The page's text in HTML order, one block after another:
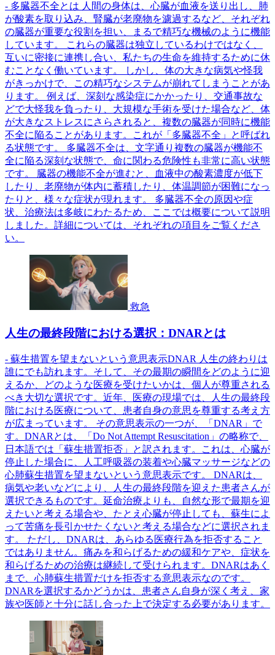
- 多臓器不全とは 人間の身体は、心臓が血液を送り出し、肺
が酸素を取り込み、腎臓が老廃物を濾過するなど、それぞれ
の臓器が重要な役割を担い、まるで精巧な機械のように機能
しています。 これらの臓器は独立しているわけではなく、
互いに密接に連携し合い、私たちの生命を維持するために休
むことなく働いています。 しかし、体の大きな病気や怪我
がきっかけで、この精巧なシステムが崩れてしまうことがあ
ります。 例えば、深刻な感染症にかかったり、交通事故な
どで大怪我を負ったり、大規模な手術を受けた場合など、体
が大きなストレスにさらされると、複数の臓器が同時に機能
不全に陥ることがあります。これが「多臓器不全」と呼ばれ
る状態です。 多臓器不全は、文字通り複数の臓器が機能不
全に陥る深刻な状態で、命に関わる危険性も非常に高い状態
です。 臓器の機能不全が進むと、血液中の酸素濃度が低下
したり、老廃物が体内に蓄積したり、体温調節が困難になっ
たりと、様々な症状が現れます。 多臓器不全の原因や症
状、治療法は多岐にわたるため、ここでは概要について説明
しました。詳細については、それぞれの項目をご覧くださ
い。
救急
人生の最終段階における選択：DNARとは
- 蘇生措置を望まないという意思表示DNAR 人生の終わりは
誰にでも訪れます。そして、その最期の瞬間をどのように迎
えるか、どのような医療を受けたいかは、個人が尊重される
べき大切な選択です。近年、医療の現場では、人生の最終段
階における医療について、患者自身の意思を尊重する考え方
が広まっています。 その意思表示の一つが、「DNAR」で
す。DNARとは、「Do Not Attempt Resuscitation」の略称で、
日本語では「蘇生措置拒否」と訳されます。これは、心臓が
停止した場合に、人工呼吸器の装着や心臓マッサージなどの
心肺蘇生措置を望まないという意思表示です。 DNARは、
病気や老いなどにより、人生の最終段階を迎えた患者さんが
選択できるものです。延命治療よりも、自然な形で最期を迎
えたいと考える場合や、たとえ心臓が停止しても、蘇生によ
って苦痛を長引かせたくないと考える場合などに選択されま
す。 ただし、DNARは、あらゆる医療行為を拒否すること
ではありません。痛みを和らげるための緩和ケアや、症状を
和らげるための治療は継続して受けられます。DNARはあく
まで、心肺蘇生措置だけを拒否する意思表示なのです。
DNARを選択するかどうかは、患者さん自身が深く考え、家
族や医師と十分に話し合った上で決定する必要があります。